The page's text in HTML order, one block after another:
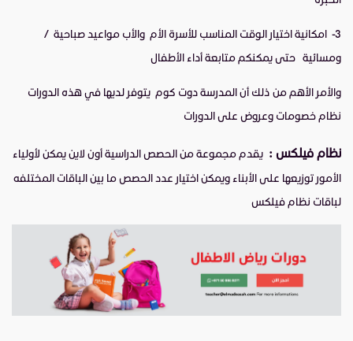
3- امكانية اختيار الوقت المناسب للأسرة الأم والأب مواعيد صباحية /
ومسائية حتى يمكنكم متابعة أداء الأطفال
والأمر الأهم من ذلك أن المدرسة دوت كوم يتوفر لديها في هذه الدورات
نظام خصومات وعروض على الدورات
نظام فيلكس : يقدم مجموعة من الحصص الدراسية أون لاين يمكن لأولياء
الأمور توزيعها على الأبناء ويمكن اختيار عدد الحصص ما بين الباقات المختلفه
لباقات نظام فيلكس